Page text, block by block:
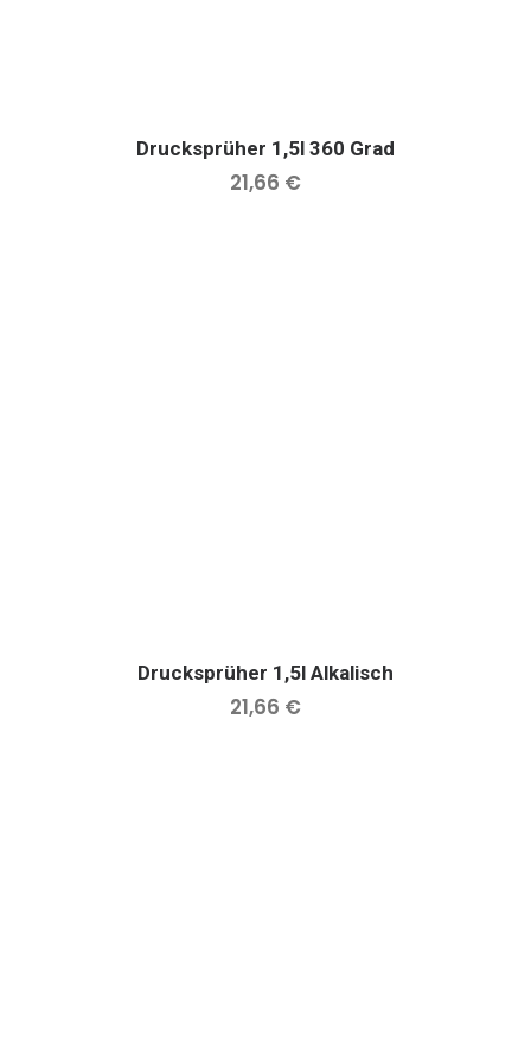
IN DEN WARENKORB
Drucksprüher 1,5l 360 Grad
21,66 €
IN DEN WARENKORB
Drucksprüher 1,5l Alkalisch
21,66 €